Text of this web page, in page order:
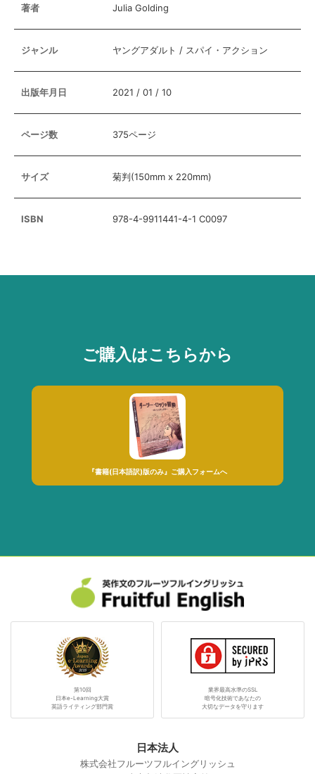
著者 Julia Golding
ジャンル ヤングアダルト / スパイ・アクション
出版年月日 2021 / 01 / 10
ページ数 375ページ
サイズ 菊判(150mm x 220mm)
ISBN 978-4-9911441-4-1 C0097
ご購入はこちらから
『書籍(日本語訳)版のみ』ご購入フォームへ
第10回
日本e-Learning大賞
英語ライティング部門賞
業界最高水準のSSL
暗号化技術であなたの
大切なデータを守ります
日本法人
株式会社フルーツフルイングリッシュ